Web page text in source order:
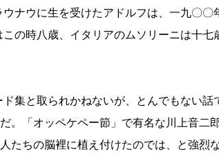
ナウに生を受けたアドルフは、一九〇
の時八歳、イタリアのムソリーニは十
集と取られかねないが、とんでもない
。「オッペケペー節」で有名な川上音二
たちの脳裡に植え付けたのでは、と強烈